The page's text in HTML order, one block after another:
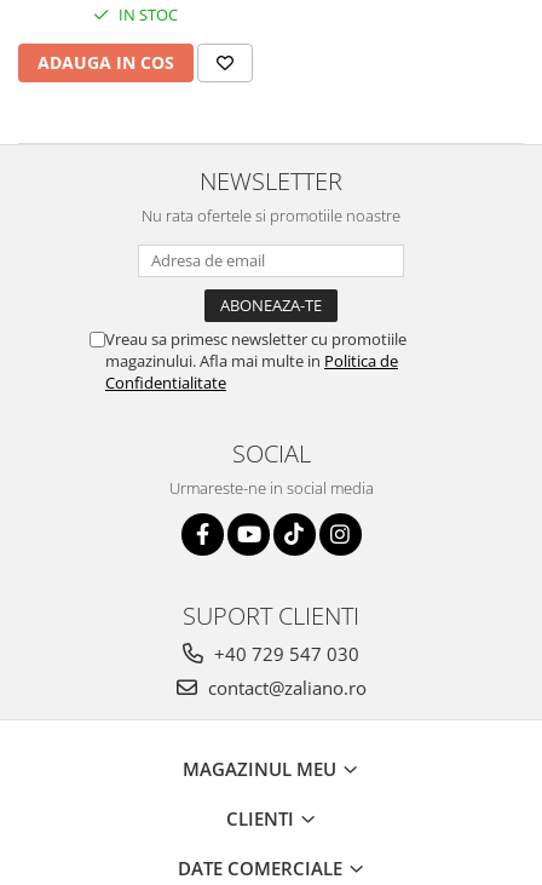
IN STOC
ADAUGA IN COS
NEWSLETTER
Nu rata ofertele si promotiile noastre
Vreau sa primesc newsletter cu promotiile
magazinului. Afla mai multe in Politica de
Confidentialitate
SOCIAL
Urmareste-ne in social media
SUPORT CLIENTI
+40 729 547 030
contact@zaliano.ro
MAGAZINUL MEU
CLIENTI
DATE COMERCIALE